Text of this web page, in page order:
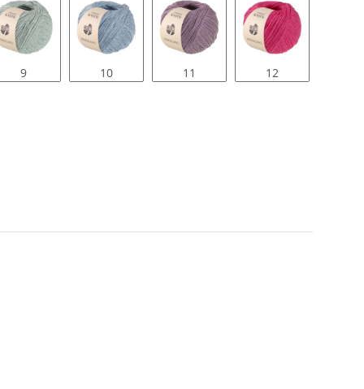
9 10 11 12